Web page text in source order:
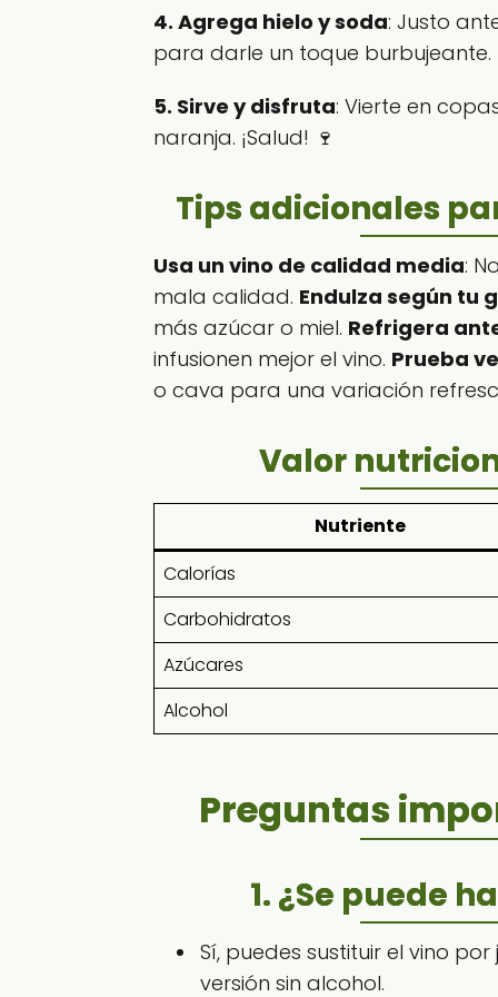
4. Agrega hielo y soda: Justo
para darle un toque burbujeante.
5. Sirve y disfruta: Vierte en
naranja. ¡Salud! 🍷
Tips adicionales
Usa un vino de calidad media:
mala calidad. Endulza según tu
más azúcar o miel. Refrigera
infusionen mejor el vino. Prueba
o cava para una variación
Valor
Nutriente
Calorías
Carbohidratos
Azúcares
Alcohol
Preguntas
1. ¿Se puede
Sí, puedes sustituir el vino
versión sin alcohol.